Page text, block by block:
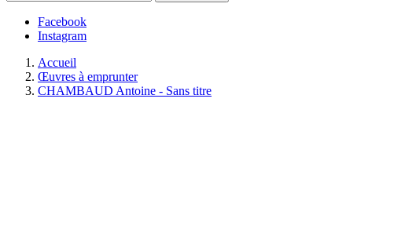
Facebook
Instagram
Accueil
Œuvres à emprunter
CHAMBAUD Antoine - Sans titre